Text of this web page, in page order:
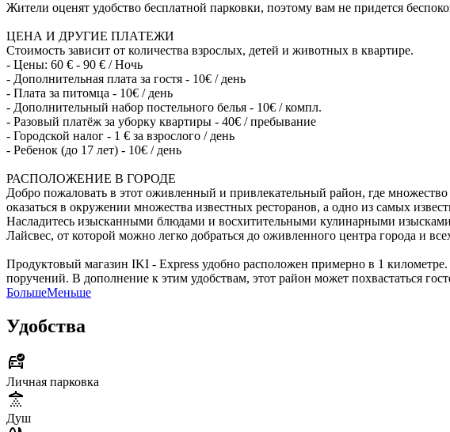
Жители оценят удобство бесплатной парковки, поэтому вам не придется
ЦЕНА И ДРУГИЕ ПЛАТЕЖИ
Стоимость зависит от количества взрослых, детей и животных в квартире.
- Цены: 60 € - 90 € / Ночь
- Дополнительная плата за гостя - 10€ / день
- Плата за питомца - 10€ / день
- Дополнительный набор постельного белья - 10€ / компл.
- Разовый платёж за уборку квартиры - 40€ / пребывание
- Городской налог - 1 € за взрослого / день
- Ребенок (до 17 лет) - 10€ / день
РАСПОЛОЖЕНИЕ В ГОРОДЕ
Добро пожаловать в этот оживленный и привлекательный район, где
оказаться в окружении множества известных ресторанов, а одно из самых
Насладитесь изысканными блюдами и восхитительными кулинарными изысками,
Лайсвес, от которой можно легко добраться до оживленного центра города и
Продуктовый магазин IKI - Express удобно расположен примерно в 1
поручений. В дополнение к этим удобствам, этот район может похвастаться
БольшеМеньше
Удобства
Личная парковка
Душ